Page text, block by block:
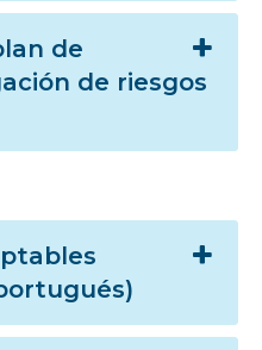
de
de riesgos